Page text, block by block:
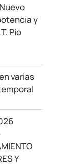
y
Pio
varias
Y